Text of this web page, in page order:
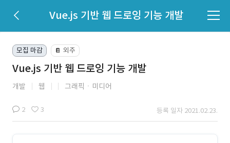
Vue.js 기반 웹 드로잉 기능 개발
모집 마감 📔 외주
Vue.js 기반 웹 드로잉 기능 개발
개발 웹 그래픽ㆍ미디어
2 3 등록 일자 2021.02.23.